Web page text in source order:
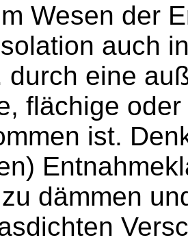
Wesen der
auch
durch eine
flächige
ist.
dämmen